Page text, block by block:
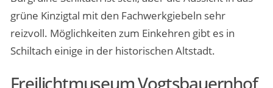
grüne Kinzigtal mit den Fachwerkgiebeln sehr
reizvoll. Möglichkeiten zum Einkehren gibt es in
Schiltach einige in der historischen Altstadt.
Freilichtmuseum Vogtsbauernhof